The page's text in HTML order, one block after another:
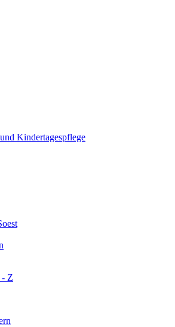
Kindertagespflege
- Z